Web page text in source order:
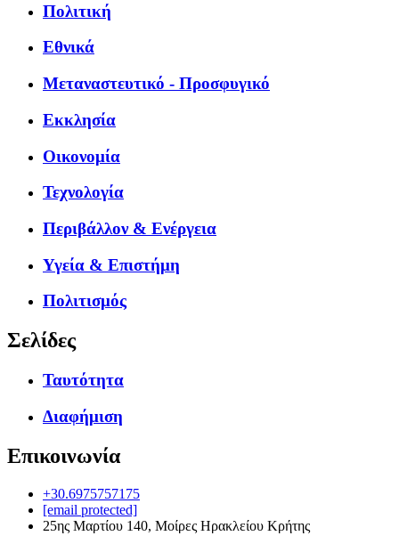
Πολιτική
Εθνικά
Μεταναστευτικό - Προσφυγικό
Εκκλησία
Οικονομία
Τεχνολογία
Περιβάλλον & Ενέργεια
Υγεία & Επιστήμη
Πολιτισμός
Σελίδες
Ταυτότητα
Διαφήμιση
Επικοινωνία
+30.6975757175
[email protected]
25ης Μαρτίου 140, Μοίρες Ηρακλείου Κρήτης